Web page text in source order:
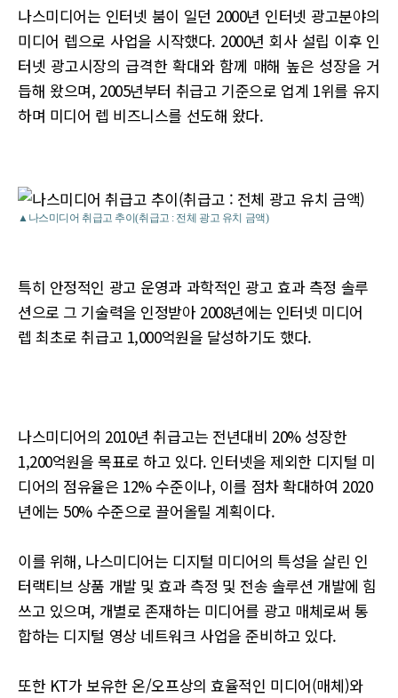
나스미디어는 인터넷 붐이 일던 2000년 인터넷 광고분야의
미디어 렙으로 사업을 시작했다. 2000년 회사 설립 이후 인
터넷 광고시장의 급격한 확대와 함께 매해 높은 성장을 거
듭해 왔으며, 2005년부터 취급고 기준으로 업계 1위를 유지
하며 미디어 렙 비즈니스를 선도해 왔다.
▲나스미디어 취급고 추이(취급고 : 전체 광고 유치 금액)
특히 안정적인 광고 운영과 과학적인 광고 효과 측정 솔루
션으로 그 기술력을 인정받아 2008년에는 인터넷 미디어
렙 최초로 취급고 1,000억원을 달성하기도 했다.
나스미디어의 2010년 취급고는 전년대비 20% 성장한
1,200억원을 목표로 하고 있다. 인터넷을 제외한 디지털 미
디어의 점유율은 12% 수준이나, 이를 점차 확대하여 2020
년에는 50% 수준으로 끌어올릴 계획이다.
이를 위해, 나스미디어는 디지털 미디어의 특성을 살린 인
터랙티브 상품 개발 및 효과 측정 및 전송 솔루션 개발에 힘
쓰고 있으며, 개별로 존재하는 미디어를 광고 매체로써 통
합하는 디지털 영상 네트워크 사업을 준비하고 있다.
또한 KT가 보유한 온/오프상의 효율적인 미디어(매체)와